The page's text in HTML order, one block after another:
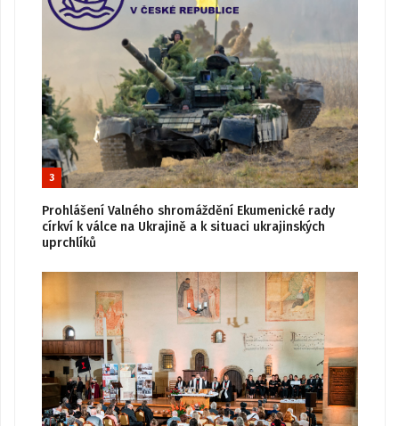
3
Prohlášení Valného shromáždění Ekumenické rady
církví k válce na Ukrajině a k situaci ukrajinských
uprchlíků